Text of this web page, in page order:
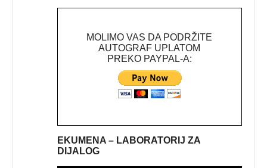
MOLIMO VAS DA PODRŽITE
AUTOGRAF UPLATOM
PREKO PAYPAL-A:
EKUMENA – LABORATORIJ ZA
DIJALOG